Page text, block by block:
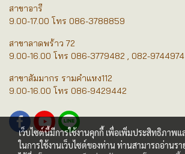
สาขาอารี
9.00-17.00 โทร 086-3788859
สาขาลาดพร้าว 72
9.00-16.00 โทร 086-3779482 , 082-9744974
สาขาสัมมากร รามคำแหง112
9.00-16.00 โทร 086-9429442
เว็บไซต์นี้มีการใช้งานคุกกี้ เพื่อเพิ่มประสิทธิภาพ
ในการใช้งานเว็บไซต์ของท่าน ท่านสามารถอ่านรา